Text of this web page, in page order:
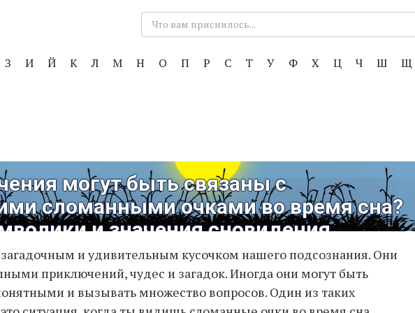
Поиск:
З И Й К Л М Н О П Р С Т У Ф Х Ц Ч Ш Щ
могут быть связаны с
сломанными очками во время сна?
и значения сновидения
и удивительным кусочком нашего подсознания. Они
приключений, чудес и загадок. Иногда они могут быть
и вызывать множество вопросов. Один из таких